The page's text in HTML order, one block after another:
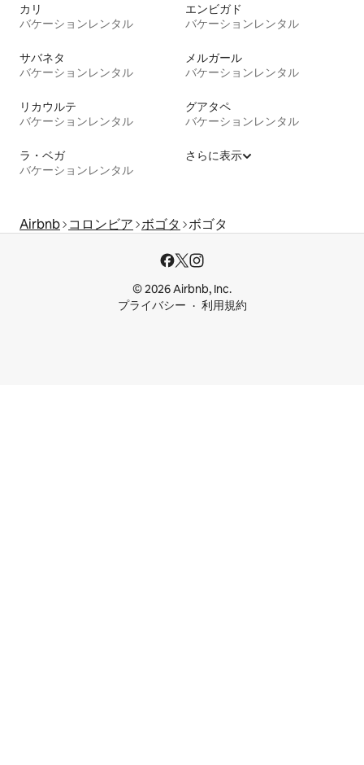
カリ
バケーションレンタル
エンビガド
バケーションレンタル
サバネタ
バケーションレンタル
メルガール
バケーションレンタル
リカウルテ
バケーションレンタル
グアタペ
バケーションレンタル
ラ・ベガ
バケーションレンタル
さらに表示
Airbnb コロンビア ボゴタ ボゴタ
© 2026 Airbnb, Inc.
プライバシー
利用規約